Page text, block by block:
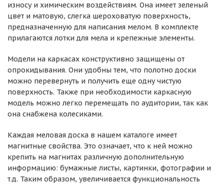
износу и химическим воздействиям. Она имеет зеленый
цвет и матовую, слегка шероховатую поверхность,
предназначенную для написания мелом. В комплекте
прилагаются лотки для мела и крепежные элементы.
Модели на каркасах конструктивно защищены от
опрокидывания. Они удобны тем, что полотно доски
можно перевернуть и получить еще одну чистую
поверхность. Также при необходимости каркасную
модель можно легко перемещать по аудитории, так как
она снабжена колесиками.
Каждая меловая доска в нашем каталоге имеет
магнитные свойства. Это означает, что к ней можно
крепить на магнитах различную дополнительную
информацию: бумажные листы, картинки, фотографии и
т.д. Таким образом, увеличивается функциональность